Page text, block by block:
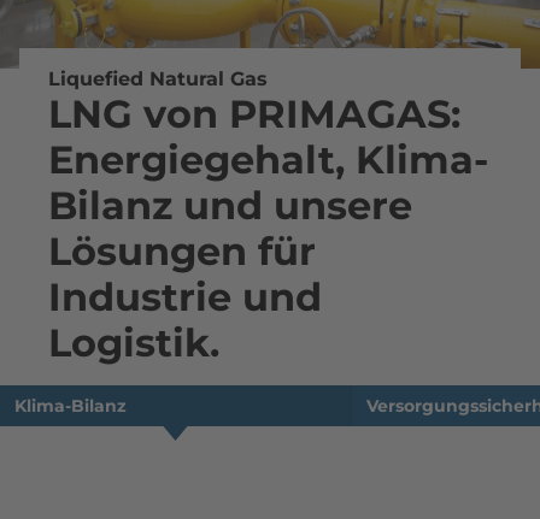
Liquefied Natural Gas
LNG von PRIMAGAS:
Energiegehalt, Klima-
Bilanz und unsere
Lösungen für
Industrie und
Logistik.
Klima-Bilanz